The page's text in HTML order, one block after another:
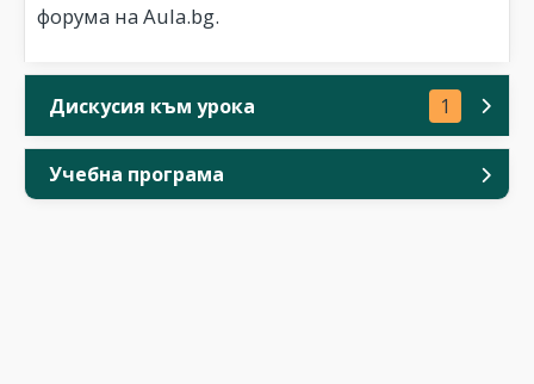
форума на Aula.bg.
Дискусия към урока 1
Учебна програма